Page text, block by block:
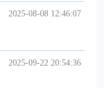
2025-08-08 12:46:07
2025-09-22 20:54:36